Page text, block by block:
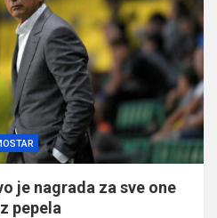
je nagrada za sve one
pepela